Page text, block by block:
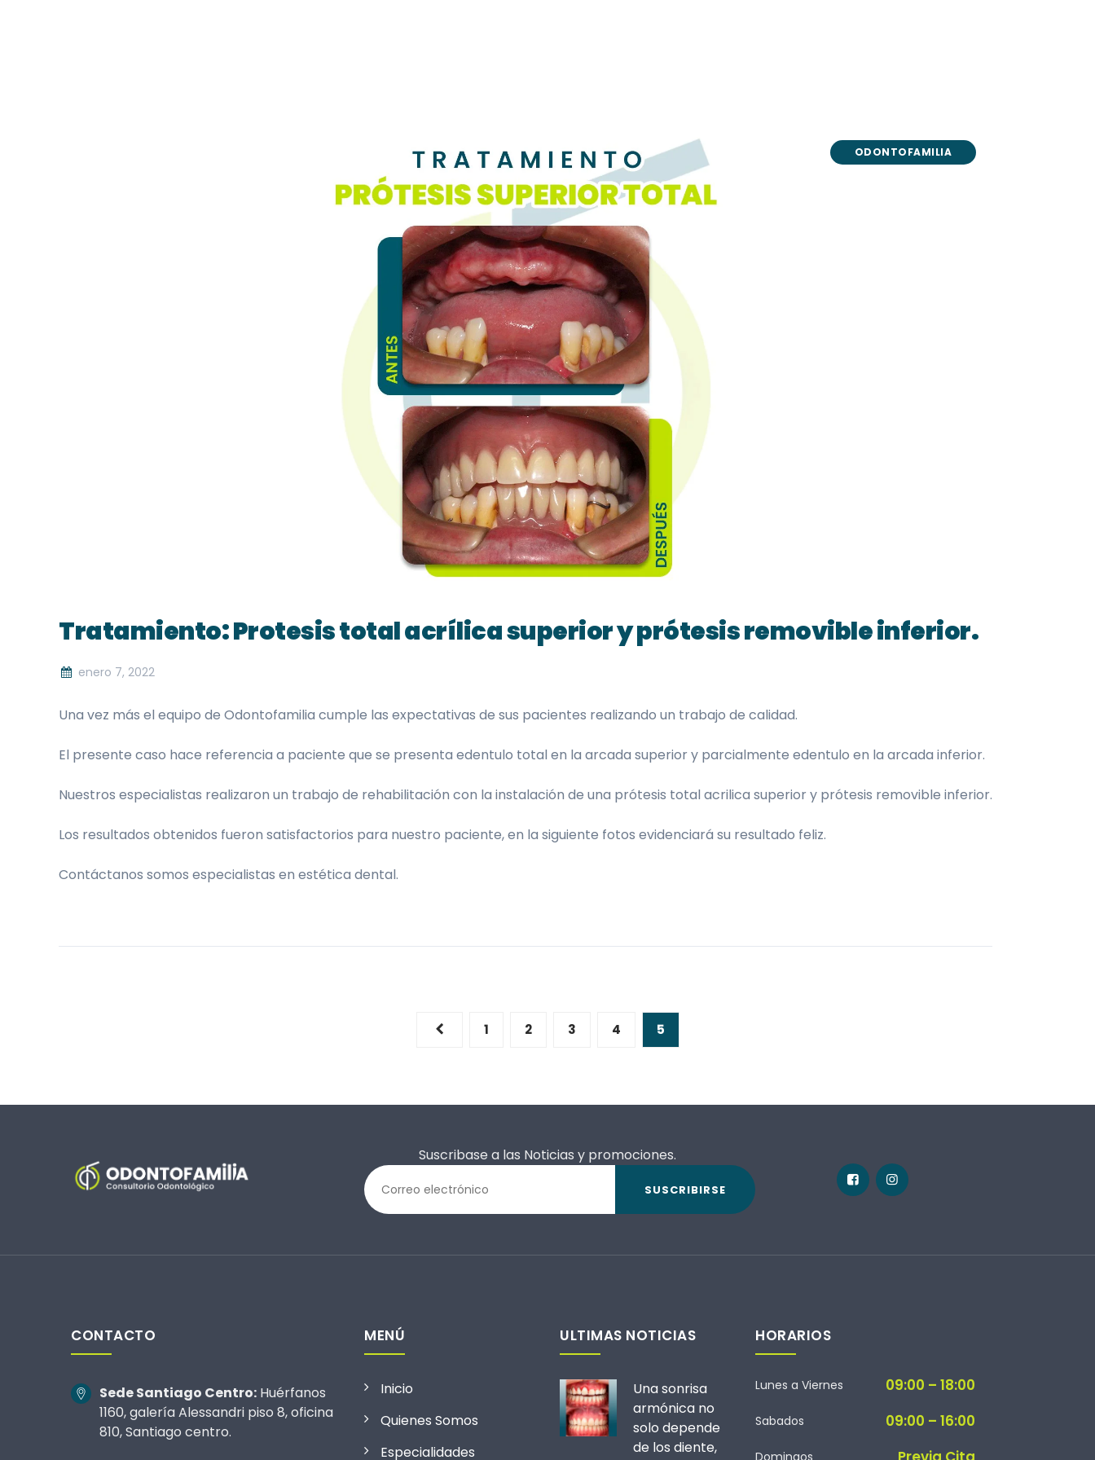
ODONTOFAMILIA
Tratamiento: Protesis total acrílica superior y prótesis removible inferior.
enero 7, 2022
Una vez más el equipo de Odontofamilia cumple las expectativas de sus pacientes realizando un trabajo de calidad.
El presente caso hace referencia a paciente que se presenta edentulo total en la arcada superior y parcialmente edentulo en la arcada inferior.
Nuestros especialistas realizaron un trabajo de rehabilitación con la instalación de una prótesis total acrilica superior y prótesis removible inferior.
Los resultados obtenidos fueron satisfactorios para nuestro paciente, en la siguiente fotos evidenciará su resultado feliz.
Contáctanos somos especialistas en estética dental.
1 2 3 4 5
Suscribase a las Noticias y promociones.
SUSCRIBIRSE
CONTACTO
Sede Santiago Centro: Huérfanos
1160, galería Alessandri piso 8, oficina
810, Santiago centro.
MENÚ
Inicio
Quienes Somos
Especialidades
ULTIMAS NOTICIAS
Una sonrisa
armónica no
solo depende
de los diente,
HORARIOS
Lunes a Viernes 09:00 – 18:00
Sabados 09:00 – 16:00
Domingos